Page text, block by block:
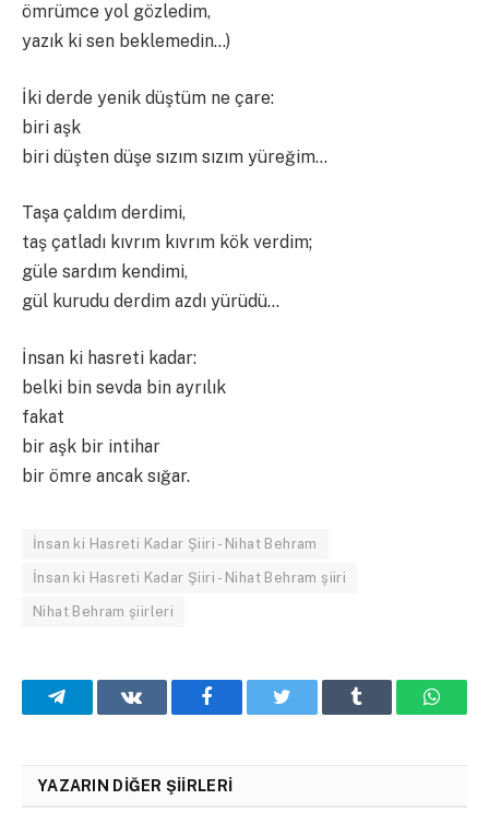
ömrümce yol gözledim,
yazık ki sen beklemedin…)
İki derde yenik düştüm ne çare:
biri aşk
biri düşten düşe sızım sızım yüreğim…
Taşa çaldım derdimi,
taş çatladı kıvrım kıvrım kök verdim;
güle sardım kendimi,
gül kurudu derdim azdı yürüdü…
İnsan ki hasreti kadar:
belki bin sevda bin ayrılık
fakat
bir aşk bir intihar
bir ömre ancak sığar.
İnsan ki Hasreti Kadar Şiiri - Nihat Behram
İnsan ki Hasreti Kadar Şiiri - Nihat Behram şiiri
Nihat Behram şiirleri
TelegramVKontakteFacebookTwitter
YAZARIN DIĞER ŞIIRLERI